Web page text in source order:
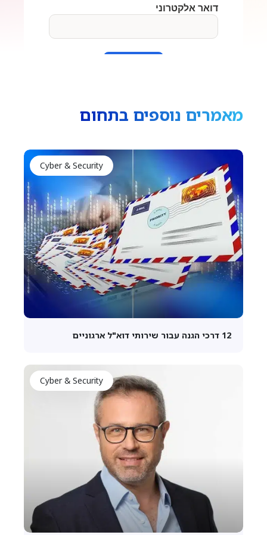
מאמרים נוספים בתחום
Cyber & Security
12 דרכי הגנה עבור שירותי דוא"ל ארגוניים
Cyber & Security